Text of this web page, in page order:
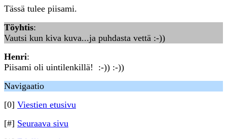
Tässä tulee piisami.
Töyhtis:
Vautsi kun kiva kuva...ja puhdasta vettä :-))
Henri:
Piisami oli uintilenkillä! :-)) :-))
Navigaatio
[0] Viestien etusivu
[#] Seuraava sivu